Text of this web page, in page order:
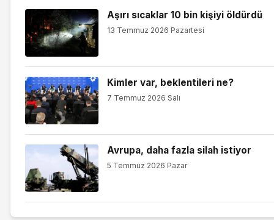
Aşırı sıcaklar 10 bin kişiyi öldürdü
13 Temmuz 2026 Pazartesi
Kimler var, beklentileri ne?
7 Temmuz 2026 Salı
Avrupa, daha fazla silah istiyor
5 Temmuz 2026 Pazar